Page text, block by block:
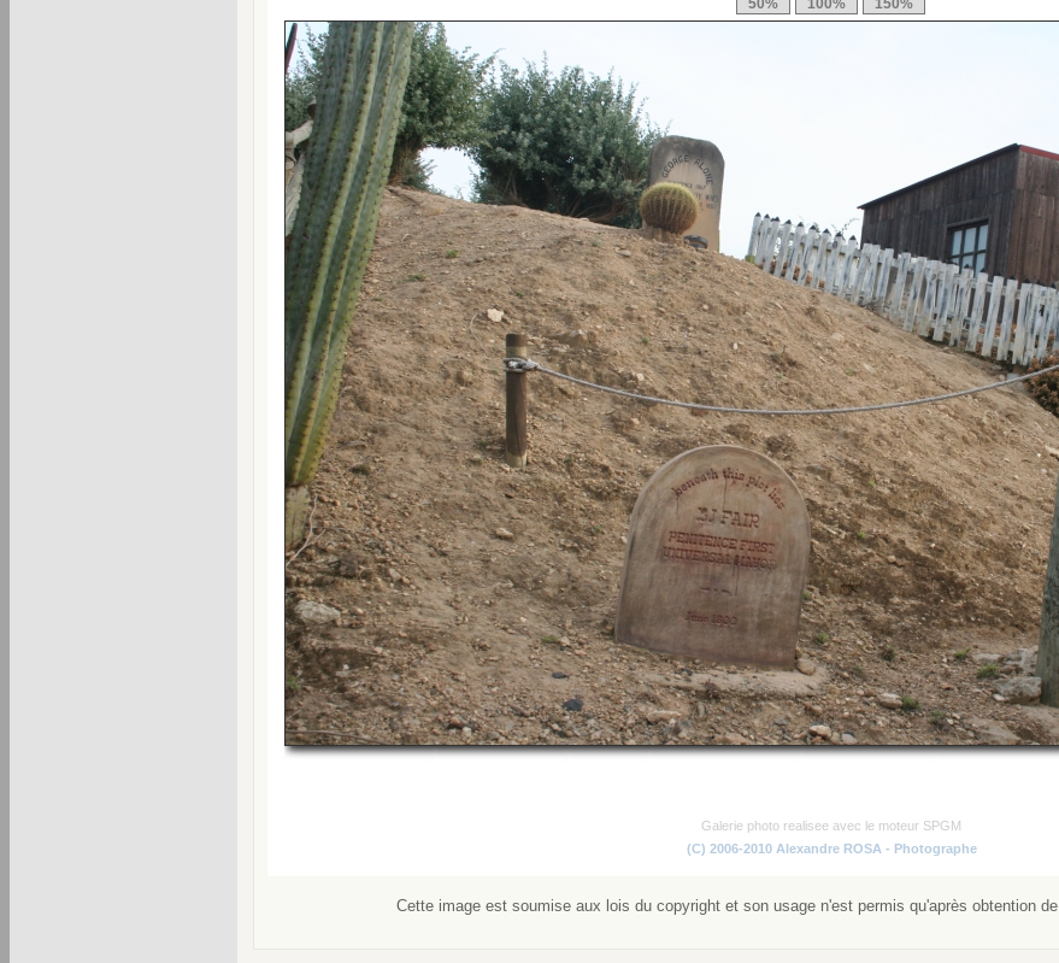
Galerie photo realisee avec le moteur SPGM
(C) 2006-2010 Alexandre ROSA - Photographe
Cette image est soumise aux lois du copyright et son usage n'est permis qu'après obtention de